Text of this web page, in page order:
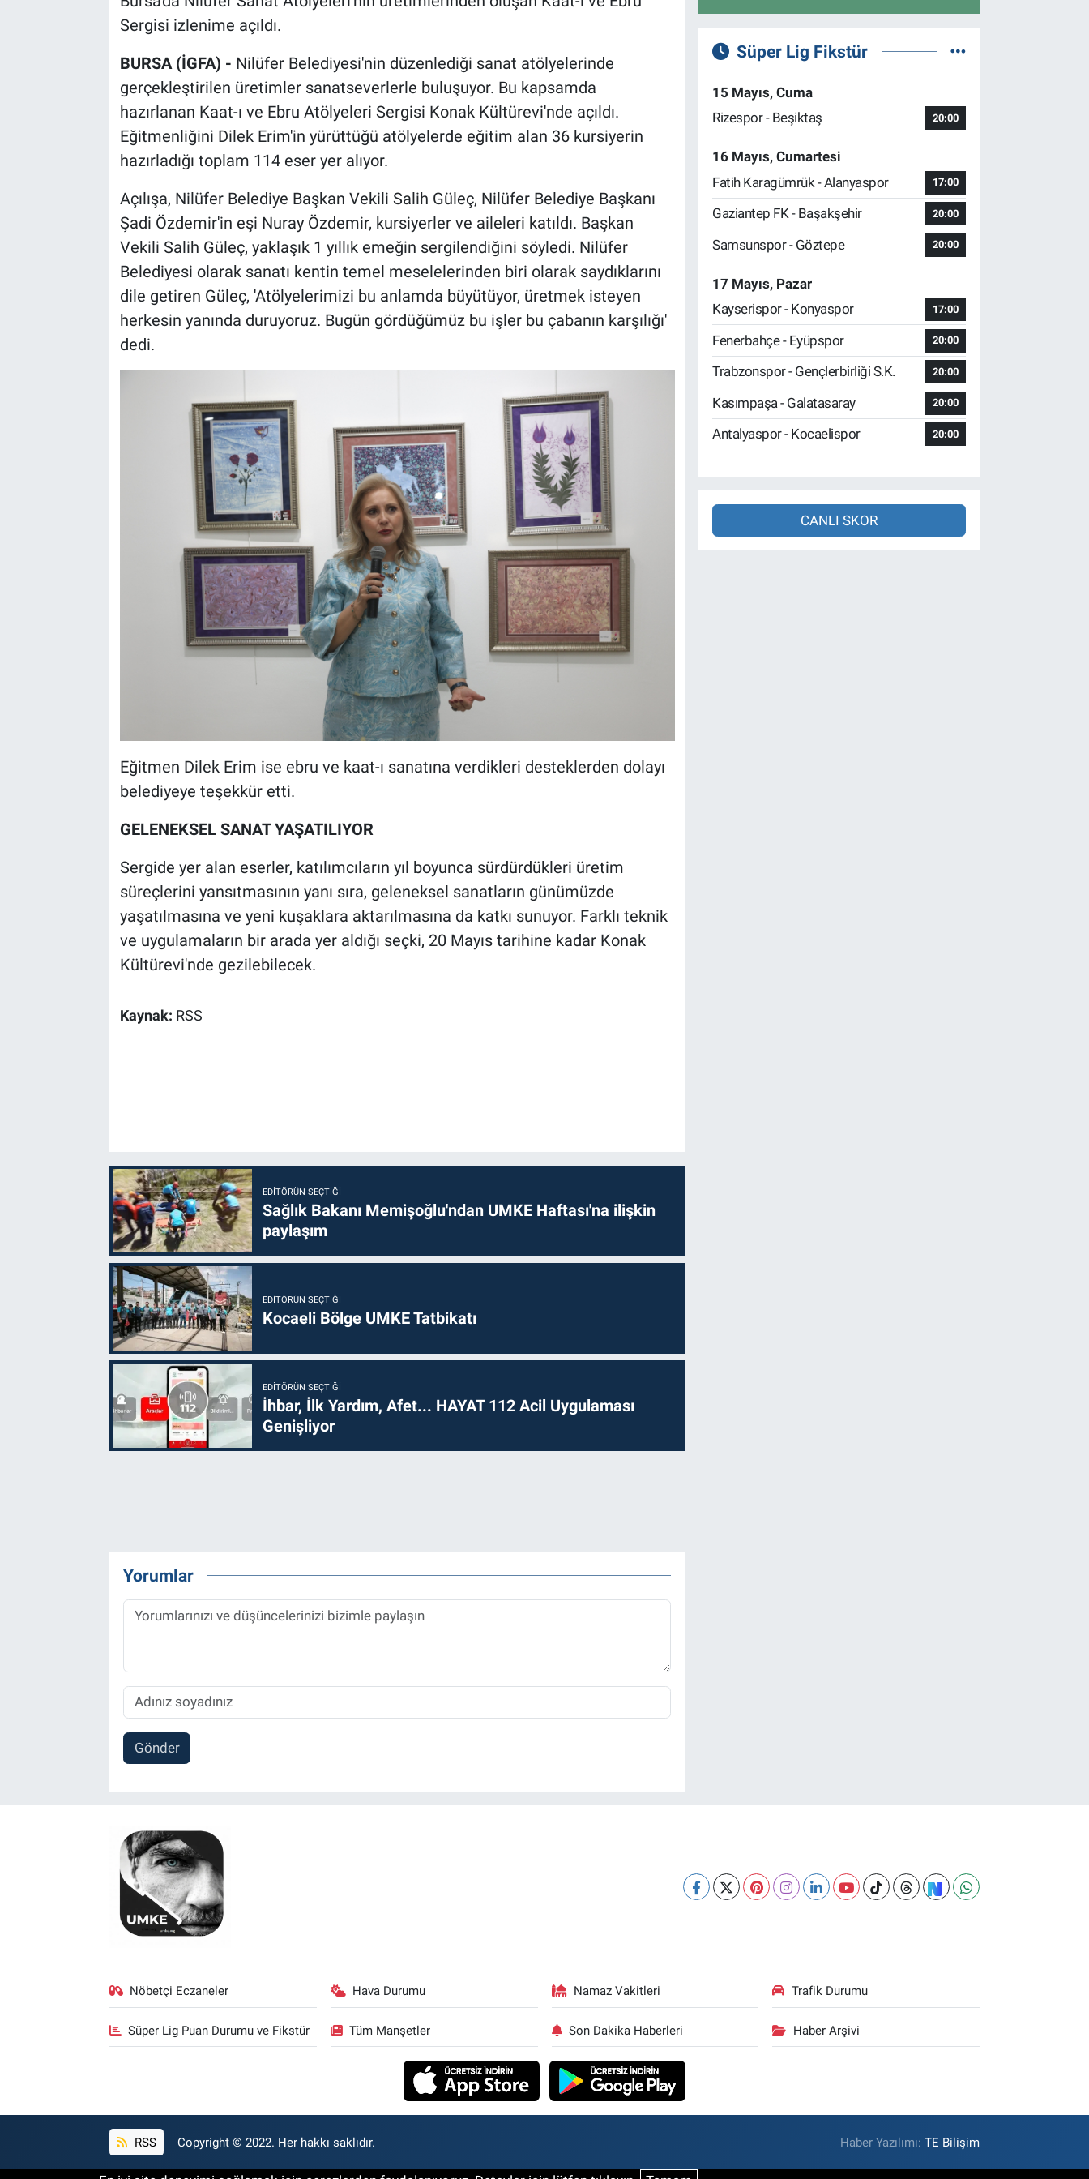
Sergisi izlenime açıldı.
BURSA (İGFA) - Nilüfer Belediyesi'nin düzenlediği sanat atölyelerinde
gerçekleştirilen üretimler sanatseverlerle buluşuyor. Bu kapsamda
hazırlanan Kaat-ı ve Ebru Atölyeleri Sergisi Konak Kültürevi'nde açıldı.
Eğitmenliğini Dilek Erim'in yürüttüğü atölyelerde eğitim alan 36 kursiyerin
hazırladığı toplam 114 eser yer alıyor.
Açılışa, Nilüfer Belediye Başkan Vekili Salih Güleç, Nilüfer Belediye Başkanı
Şadi Özdemir'in eşi Nuray Özdemir, kursiyerler ve aileleri katıldı. Başkan
Vekili Salih Güleç, yaklaşık 1 yıllık emeğin sergilendiğini söyledi. Nilüfer
Belediyesi olarak sanatı kentin temel meselelerinden biri olarak saydıklarını
dile getiren Güleç, 'Atölyelerimizi bu anlamda büyütüyor, üretmek isteyen
herkesin yanında duruyoruz. Bugün gördüğümüz bu işler bu çabanın karşılığı'
dedi.
Eğitmen Dilek Erim ise ebru ve kaat-ı sanatına verdikleri desteklerden dolayı
belediyeye teşekkür etti.
GELENEKSEL SANAT YAŞATILIYOR
Sergide yer alan eserler, katılımcıların yıl boyunca sürdürdükleri üretim
süreçlerini yansıtmasının yanı sıra, geleneksel sanatların günümüzde
yaşatılmasına ve yeni kuşaklara aktarılmasına da katkı sunuyor. Farklı teknik
ve uygulamaların bir arada yer aldığı seçki, 20 Mayıs tarihine kadar Konak
Kültürevi'nde gezilebilecek.
Kaynak: RSS
EDITÖRÜN SEÇTIĞI
Sağlık Bakanı Memişoğlu'ndan UMKE Haftası'na ilişkin
paylaşım
EDITÖRÜN SEÇTIĞI
Kocaeli Bölge UMKE Tatbikatı
EDITÖRÜN SEÇTIĞI
İhbar, İlk Yardım, Afet... HAYAT 112 Acil Uygulaması
Genişliyor
Yorumlar
Gönder
Süper Lig Fikstür
15 Mayıs, Cuma
Rizespor - Beşiktaş
20:00
16 Mayıs, Cumartesi
Fatih Karagümrük - Alanyaspor
17:00
Gaziantep FK - Başakşehir 20:00
Samsunspor - Göztepe 20:00
17 Mayıs, Pazar
Kayserispor - Konyaspor
17:00
Fenerbahçe - Eyüpspor 20:00
Trabzonspor - Gençlerbirliği S.K. 20:00
Kasımpaşa - Galatasaray 20:00
Antalyaspor - Kocaelispor 20:00
CANLI SKOR
Nöbetçi Eczaneler Hava Durumu Namaz Vakitleri Trafik Durumu
Süper Lig Puan Durumu ve Fikstür Tüm Manşetler Son Dakika Haberleri Haber Arşivi
RSS Copyright © 2022. Her hakkı saklıdır. Haber Yazılımı:TE Bilişim